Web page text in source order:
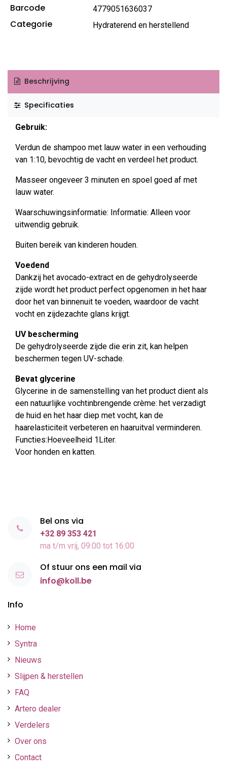
Barcode 4779051636037
Categorie Hydraterend en herstellend
Beschrijving
Specificaties
Gebruik:
Verdun de shampoo met lauw water in een verhouding
van 1:10, bevochtig de vacht en verdeel het product.
Masseer ongeveer 3 minuten en spoel goed af met
lauw water.
Waarschuwingsinformatie: Informatie: Alleen voor
uitwendig gebruik.
Buiten bereik van kinderen houden.
Voedend
Dankzij het avocado-extract en de gehydrolyseerde
zijde wordt het product perfect opgenomen in het haar
door het van binnenuit te voeden, waardoor de vacht
vocht en zijdezachte glans krijgt.
UV bescherming
De gehydrolyseerde zijde die erin zit, kan helpen
beschermen tegen UV-schade.
Bevat glycerine
Glycerine in de samenstelling van het product dient als
een natuurlijke vochtinbrengende crème: het verzadigt
de huid en het haar diep met vocht, kan de
haarelasticiteit verbeteren en haaruitval verminderen.
Functies:Hoeveelheid 1Liter.
Voor honden en katten.
Info
Home
Syntra
Nieuws
Slijpen & herstellen
FAQ
Artero dealer
Verdelers
Over ons
Contact
Bel ons via
+32 89 353 421
ma t/m vrij, 09:00 tot 16:00
Of stuur ons een mail via
info@koll.be